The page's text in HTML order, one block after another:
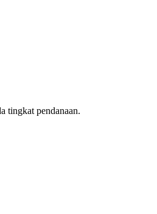
tingkat pendanaan.